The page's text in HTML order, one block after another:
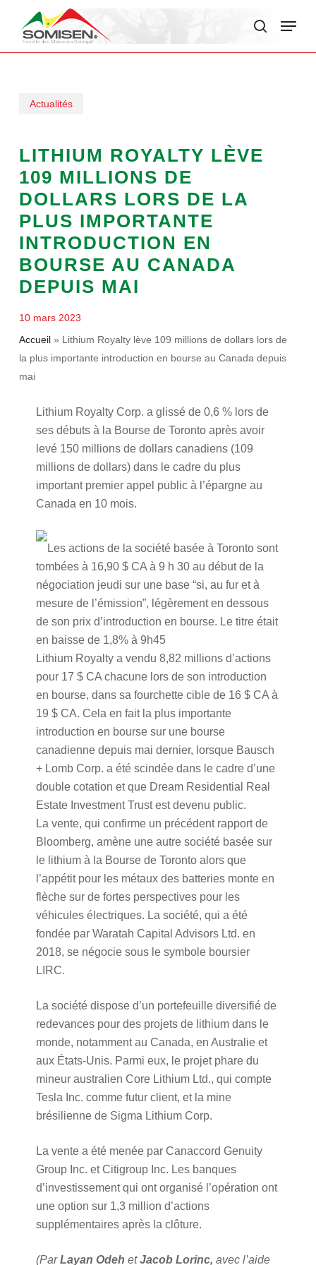
Menu
Actualités
LITHIUM ROYALTY LÈVE
109 MILLIONS DE
DOLLARS LORS DE LA
PLUS IMPORTANTE
INTRODUCTION EN
BOURSE AU CANADA
DEPUIS MAI
10 mars 2023
Accueil» Lithium Royalty lève 109 millions de dollars lors de
la plus importante introduction en bourse au Canada depuis
mai
Lithium Royalty Corp. a glissé de 0,6 % lors de
ses débuts à la Bourse de Toronto après avoir
levé 150 millions de dollars canadiens (109
millions de dollars) dans le cadre du plus
important premier appel public à l’épargne au
Canada en 10 mois.
Les actions de la société basée à Toronto sont
tombées à 16,90 $ CA à 9 h 30 au début de la
négociation jeudi sur une base “si, au fur et à
mesure de l’émission”, légèrement en dessous
de son prix d’introduction en bourse. Le titre était
en baisse de 1,8% à 9h45
Lithium Royalty a vendu 8,82 millions d’actions
pour 17 $ CA chacune lors de son introduction
en bourse, dans sa fourchette cible de 16 $ CA à
19 $ CA. Cela en fait la plus importante
introduction en bourse sur une bourse
canadienne depuis mai dernier, lorsque Bausch
+ Lomb Corp. a été scindée dans le cadre d’une
double cotation et que Dream Residential Real
Estate Investment Trust est devenu public.
La vente, qui confirme un précédent rapport de
Bloomberg, amène une autre société basée sur
le lithium à la Bourse de Toronto alors que
l’appétit pour les métaux des batteries monte en
flèche sur de fortes perspectives pour les
véhicules électriques. La société, qui a été
fondée par Waratah Capital Advisors Ltd. en
2018, se négocie sous le symbole boursier
LIRC.
La société dispose d’un portefeuille diversifié de
redevances pour des projets de lithium dans le
monde, notamment au Canada, en Australie et
aux États-Unis. Parmi eux, le projet phare du
mineur australien Core Lithium Ltd., qui compte
Tesla Inc. comme futur client, et la mine
brésilienne de Sigma Lithium Corp.
La vente a été menée par Canaccord Genuity
Group Inc. et Citigroup Inc. Les banques
d’investissement qui ont organisé l’opération ont
une option sur 1,3 million d’actions
supplémentaires après la clôture.
(ParLayan Odeh etJacob Lorinc, avec l’aide